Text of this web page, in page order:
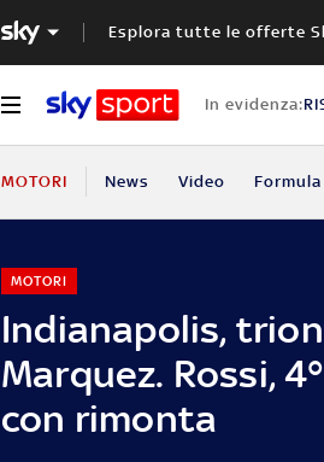
Esplora tutte le offerte
In evidenza:
MOTORI News Video Formula
Indianapolis,
Marquez. Rossi,
con rimonta
MOTORI